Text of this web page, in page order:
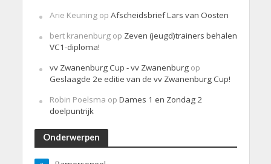
Arie Keuningop Afscheidsbrief Lars van Oosten
bert kranenburgop Zeven (jeugd)trainers behalen
VC1-diploma!
vv Zwanenburg Cup - vv Zwanenburgop
Geslaagde 2e editie van de vv Zwanenburg Cup!
Robin Poelsma op Dames 1 en Zondag 2
doelpuntrijk
Onderwerpen